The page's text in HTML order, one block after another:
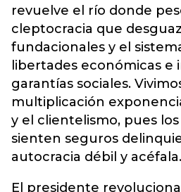
revuelve el río donde
cleptocracia que
fundacionales y el
libertades económicas e
garantías sociales.
multiplicación
y el clientelismo, pues
sienten seguros
autocracia débil y acéfala.
El presidente